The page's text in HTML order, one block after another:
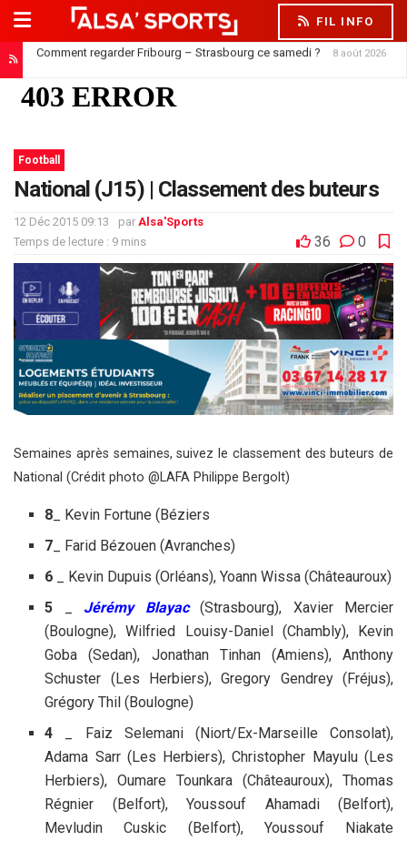
FIL INFO
Comment regarder Fribourg – Strasbourg ce samedi ? 8 août 2026
Football
National (J15) | Classement des buteurs
12 Déc 2015 09:13 par Alsa'Sports
Temps de lecture : 9 mins
36 0
Semaines après semaines, suivez le classement des buteurs de
National (Crédit photo @LAFA Philippe Bergolt)
8 _ Kevin Fortune (Béziers
7 _ Farid Bézouen (Avranches)
6 _ Kevin Dupuis (Orléans), Yoann Wissa (Châteauroux)
5
Jérémy Blayac(Strasbourg), Xavier Mercier
(Boulogne), Wilfried Louisy-Daniel (Chambly), Kevin
Goba (Sedan), Jonathan Tinhan (Amiens), Anthony
Schuster (Les Herbiers), Gregory Gendrey (Fréjus),
Grégory Thil (Boulogne)
4 _ Faiz Selemani (Niort/Ex-Marseille Consolat),
Adama Sarr (Les Herbiers), Christopher Mayulu (Les
Herbiers), Oumare Tounkara (Châteauroux), Thomas
Régnier (Belfort), Youssouf Ahamadi (Belfort),
Mevludin Cuskic (Belfort), Youssouf Niakate